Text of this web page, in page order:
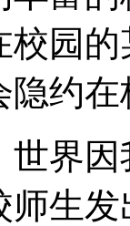
校园
隐约
界
师生